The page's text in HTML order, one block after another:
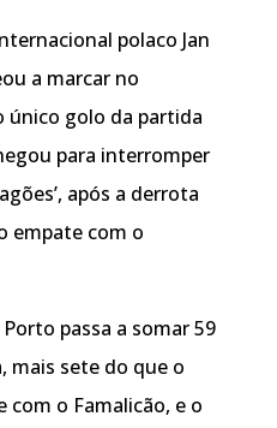
polaco Jan
a marcar no
único golo da partida
para interromper
após a derrota
empate com o
passa a somar 59
mais sete do que o
o Famalicão, e o